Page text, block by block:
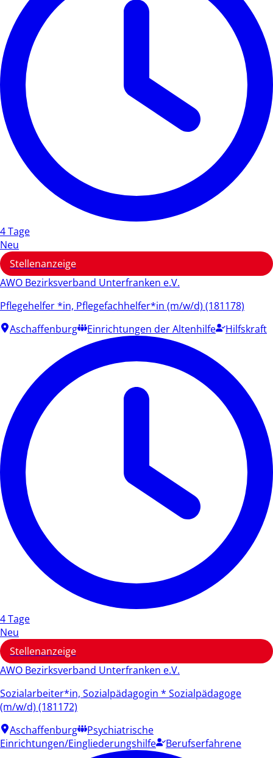
4 Tage
Neu
Stellenanzeige
AWO Bezirksverband Unterfranken e.V.
Pflegehelfer *in, Pflegefachhelfer*in (m/w/d) (181178)
Aschaffenburg
Einrichtungen der Altenhilfe Hilfskraft
4 Tage
Neu
Stellenanzeige
AWO Bezirksverband Unterfranken e.V.
Sozialarbeiter*in, Sozialpädagogin * Sozialpädagoge
(m/w/d) (181172)
Aschaffenburg
Psychiatrische
Einrichtungen/Eingliederungshilfe
Berufserfahrene